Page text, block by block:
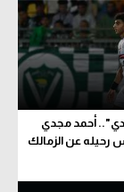
أحمد مجدي
عن الزمالك